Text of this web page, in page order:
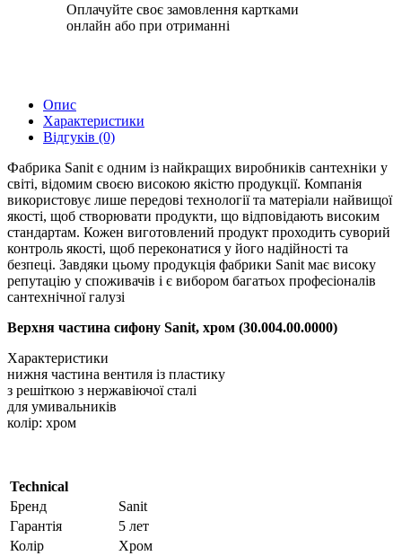
Оплачуйте своє замовлення картками
онлайн або при отриманні
Опис
Характеристики
Відгуків (0)
Фабрика Sanit є одним із найкращих виробників сантехніки у
світі, відомим своєю високою якістю продукції. Компанія
використовує лише передові технології та матеріали найвищої
якості, щоб створювати продукти, що відповідають високим
стандартам. Кожен виготовлений продукт проходить суворий
контроль якості, щоб переконатися у його надійності та
безпеці. Завдяки цьому продукція фабрики Sanit має високу
репутацію у споживачів і є вибором багатьох професіоналів
сантехнічної галузі
Верхня частина сифону Sanit, хром (30.004.00.0000)
Характеристики
нижня частина вентиля із пластику
з решіткою з нержавіючої сталі
для умивальників
колір: хром
Technical
Бренд
Sanit
Гарантія
5 лет
Колір
Хром